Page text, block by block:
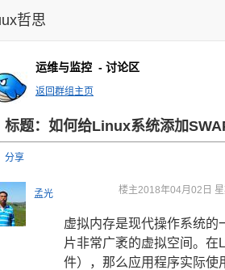
哲思
运维与监控 - 讨论区
返回群组主页
标题：如何给Linux系统添加
分享
孟光 楼主2018年04月02日
虚拟内存是现代操作系统的
片非常广袤的虚拟空间。
件），那么应用程序实际使